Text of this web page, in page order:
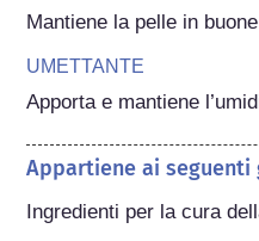
Mantiene la pelle in
UMETTANTE
Apporta e mantiene
Appartiene ai
Ingredienti per la cura